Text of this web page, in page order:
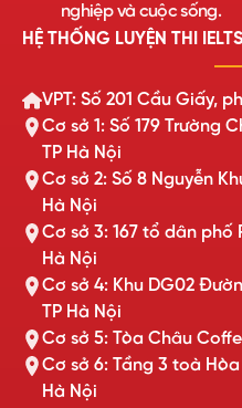
nghiệp và cuộc sống.
HỆ THỐNG LUYỆN THI
VPT: Số 201 Cầu Giấy,
Cơ sở 1: Số 179 Trường
TP Hà Nội
Cơ sở 2: Số 8 Nguyễn
Hà Nội
Cơ sở 3: 167 tổ dân phố
Hà Nội
Cơ sở 4: Khu DG02
TP Hà Nội
Cơ sở 5: Tòa Châu
Cơ sở 6: Tầng 3 toà
Hà Nội